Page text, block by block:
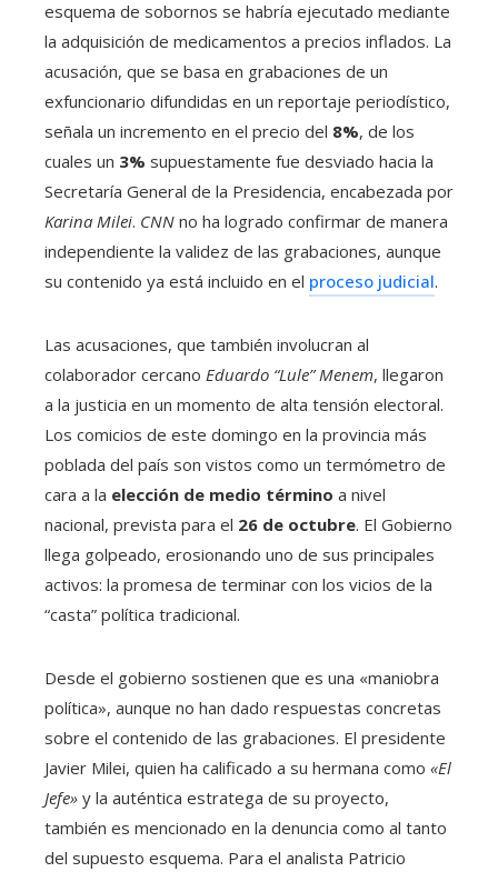
esquema de sobornos se habría ejecutado mediante
la adquisición de medicamentos a precios inflados. La
acusación, que se basa en grabaciones de un
exfuncionario difundidas en un reportaje periodístico,
señala un incremento en el precio del 8%, de los
cuales un 3% supuestamente fue desviado hacia la
Secretaría General de la Presidencia, encabezada por
Karina Milei. CNN no ha logrado confirmar de manera
independiente la validez de las grabaciones, aunque
su contenido ya está incluido en el proceso judicial.
Las acusaciones, que también involucran al
colaborador cercano Eduardo “Lule” Menem, llegaron
a la justicia en un momento de alta tensión electoral.
Los comicios de este domingo en la provincia más
poblada del país son vistos como un termómetro de
cara a la elección de medio término a nivel
nacional, prevista para el 26 de octubre. El Gobierno
llega golpeado, erosionando uno de sus principales
activos: la promesa de terminar con los vicios de la
“casta” política tradicional.
Desde el gobierno sostienen que es una «maniobra
política», aunque no han dado respuestas concretas
sobre el contenido de las grabaciones. El presidente
Javier Milei, quien ha calificado a su hermana como «El
Jefe» y la auténtica estratega de su proyecto,
también es mencionado en la denuncia como al tanto
del supuesto esquema. Para el analista Patricio